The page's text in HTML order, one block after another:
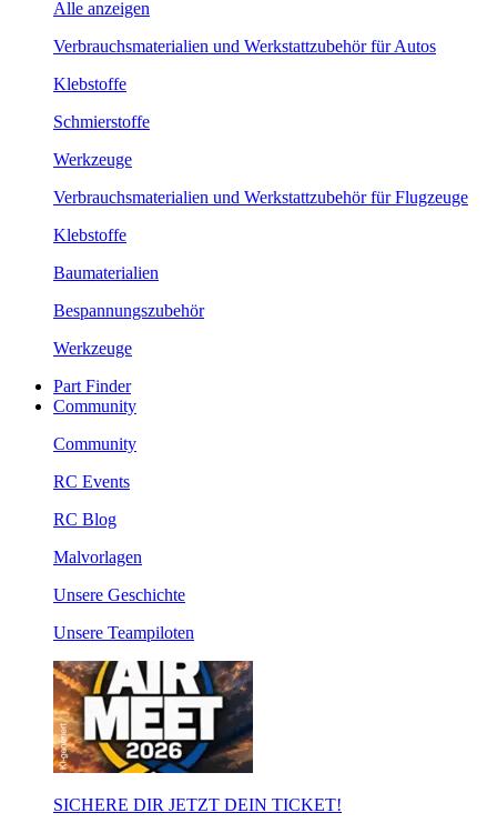
Alle anzeigen
Verbrauchsmaterialien und Werkstattzubehör für Autos
Klebstoffe
Schmierstoffe
Werkzeuge
Verbrauchsmaterialien und Werkstattzubehör für Flugzeuge
Klebstoffe
Baumaterialien
Bespannungszubehör
Werkzeuge
Part Finder
Community
Community
RC Events
RC Blog
Malvorlagen
Unsere Geschichte
Unsere Teampiloten
SICHERE DIR JETZT DEIN TICKET!